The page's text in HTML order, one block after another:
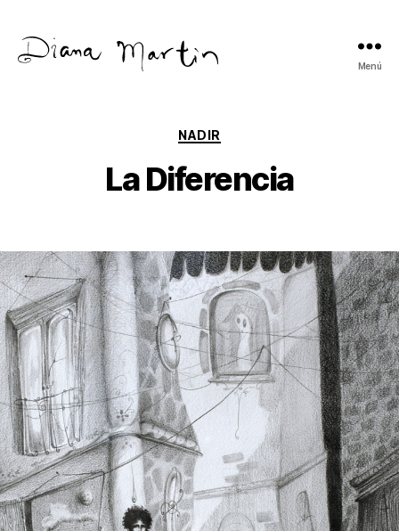
Menú
Categorías
NADIR
La Diferencia